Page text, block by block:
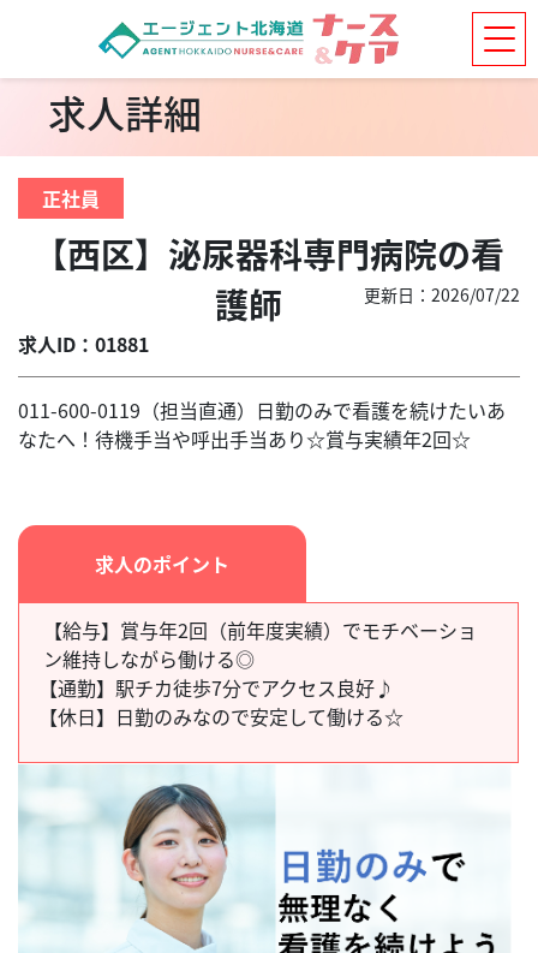
求人詳細
正社員
【西区】泌尿器科専門病院の看
護師
求人ID：01881
更新日：2026/07/22
011-600-0119（担当直通）日勤のみで看護を続けたいあ
なたへ！待機手当や呼出手当あり☆賞与実績年2回☆
求人のポイント
【給与】賞与年2回（前年度実績）でモチベーショ
ン維持しながら働ける◎
【通勤】 駅チカ徒歩7分でアクセス良好♪
【休日】 日勤のみなので安定して働ける☆